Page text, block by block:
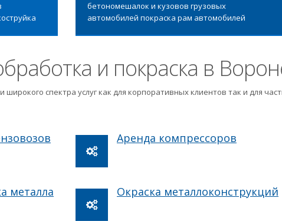
бетономешалок и кузовов грузовых
автомобилей покраска рам автомобилей
и покраска в
спектра услуг как для корпоративных клиентов так и для
Аренда компрессоров
металла Окраска металлоконструкций